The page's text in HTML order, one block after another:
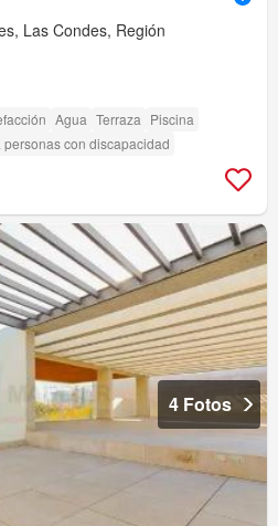
Las Condes, Región
Agua Terraza Piscina
personas con discapacidad
4 Fotos